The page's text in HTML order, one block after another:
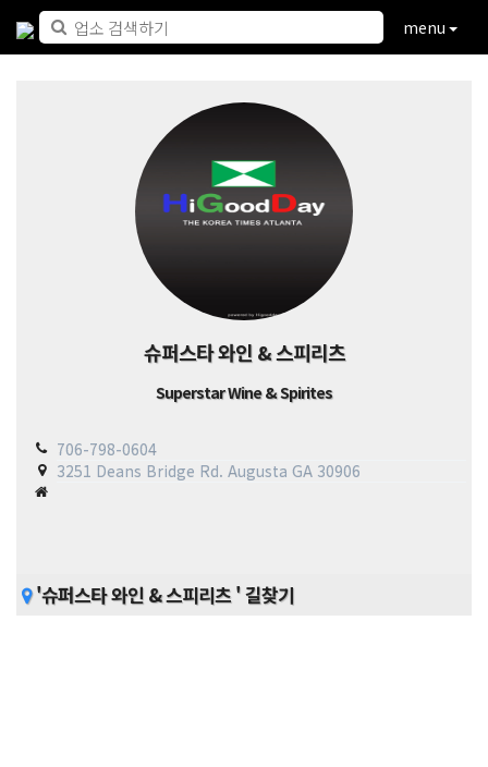
menu
슈퍼스타 와인 & 스피리츠
Superstar Wine & Spirites
706-798-0604
3251 Deans Bridge Rd. Augusta GA 30906
'슈퍼스타 와인 & 스피리츠 ' 길찾기